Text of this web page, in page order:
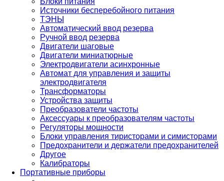
Источники бесперебойного питания
ТЭНЫ
Автоматический ввод резерва
Ручной ввод резерва
Двигатели шаговые
Двигатели миниатюрные
Электродвигатели асинхронные
Автомат для управления и защиты
электродвигателя
Трансформаторы
Устройства защиты
Преобразователи частоты
Аксессуары к преобразователям частоты
Регуляторы мощности
Блоки управления тиристорами и симисторами
Предохранители и держатели предохранителей
Другое
Калибраторы
Портативные приборы